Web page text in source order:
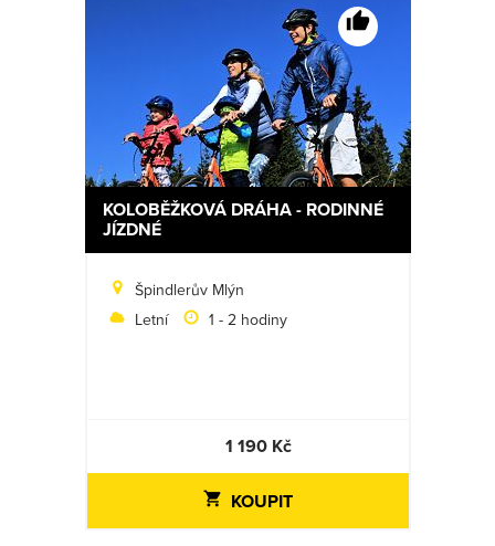
KOLOBĚŽKOVÁ DRÁHA - RODINNÉ
JÍZDNÉ
Špindlerův Mlýn
Letní
1 - 2 hodiny
1 190 Kč
KOUPIT